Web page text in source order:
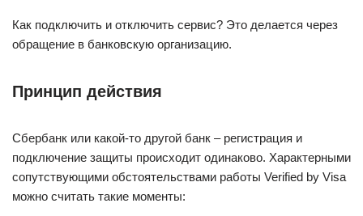
Как подключить и отключить сервис? Это делается через
обращение в банковскую организацию.
Принцип действия
Сбербанк или какой-то другой банк – регистрация и
подключение защиты происходит одинаково. Характерными
сопутствующими обстоятельствами работы Verified by Visa
можно считать такие моменты: